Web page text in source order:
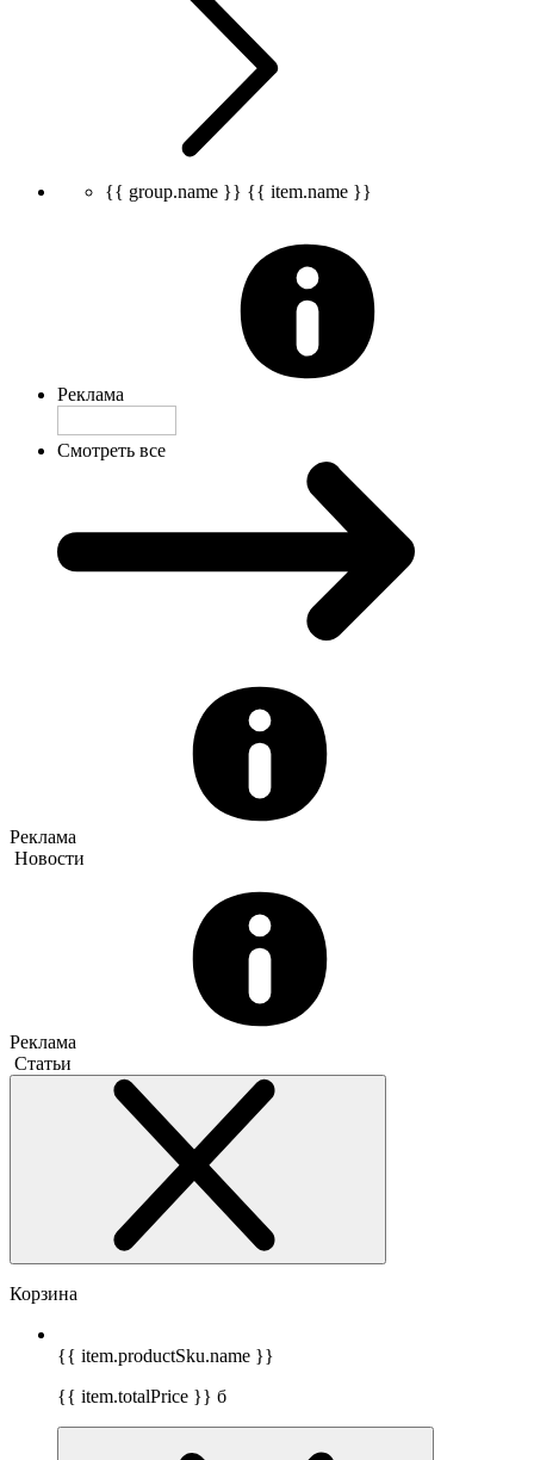
{{ group.name }} {{ item.name }}
Реклама
Смотреть все
Реклама
Новости
Реклама
Статьи
Корзина
{{ item.productSku.name }}
{{ item.totalPrice }} б